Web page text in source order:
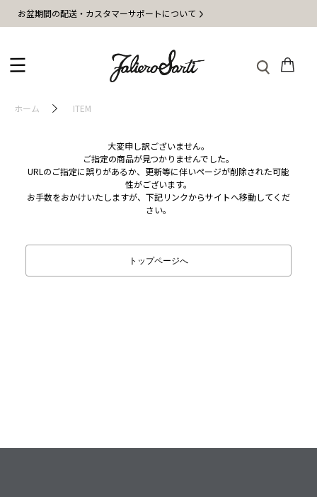
お盆期間の配送・カスタマーサポートについて
ホーム ITEM
大変申し訳ございません。
ご指定の商品が見つかりませんでした。
URLのご指定に誤りがあるか、更新等に伴いページが削除された可能
性がございます。
お手数をおかけいたしますが、下記リンクからサイトへ移動してくだ
さい。
トップページへ